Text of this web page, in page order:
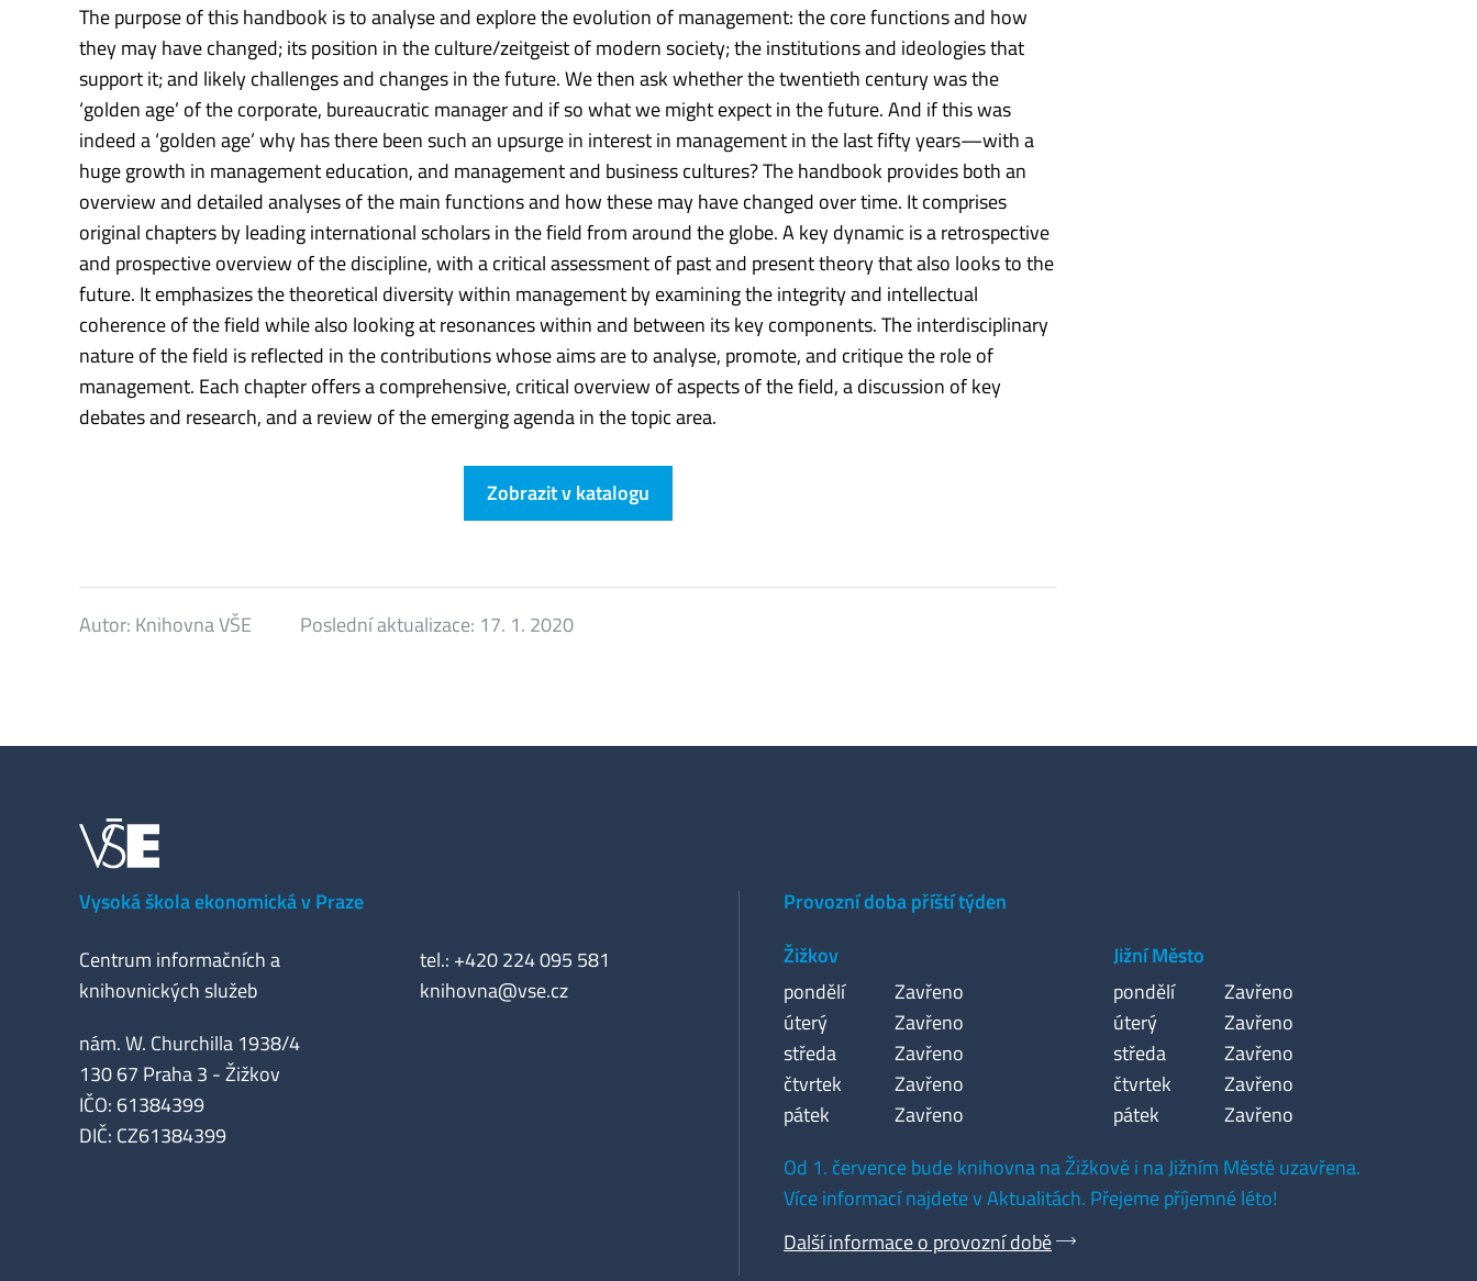
The purpose of this handbook is to analyse and explore the evolution of management: the core functions and how
they may have changed; its position in the culture/zeitgeist of modern society; the institutions and ideologies that
support it; and likely challenges and changes in the future. We then ask whether the twentieth century was the
‘golden age’ of the corporate, bureaucratic manager and if so what we might expect in the future. And if this was
indeed a ‘golden age’ why has there been such an upsurge in interest in management in the last fifty years—with a
huge growth in management education, and management and business cultures? The handbook provides both an
overview and detailed analyses of the main functions and how these may have changed over time. It comprises
original chapters by leading international scholars in the field from around the globe. A key dynamic is a retrospective
and prospective overview of the discipline, with a critical assessment of past and present theory that also looks to the
future. It emphasizes the theoretical diversity within management by examining the integrity and intellectual
coherence of the field while also looking at resonances within and between its key components. The interdisciplinary
nature of the field is reflected in the contributions whose aims are to analyse, promote, and critique the role of
management. Each chapter offers a comprehensive, critical overview of aspects of the field, a discussion of key
debates and research, and a review of the emerging agenda in the topic area.
Zobrazit v katalogu
Autor: Knihovna VŠE Poslední aktualizace: 17. 1. 2020
Vysoká škola ekonomická v Praze
Centrum informačních a
knihovnických služeb
tel.: +420 224 095 581
knihovna@vse.cz
nám. W. Churchilla 1938/4
130 67 Praha 3 - Žižkov
IČO: 61384399
DIČ: CZ61384399
Provozní doba příští týden
Žižkov
pondělí
Zavřeno
úterý
Zavřeno
středa
Zavřeno
čtvrtek
Zavřeno
pátek
Zavřeno
Jižní Město
pondělí
Zavřeno
úterý
Zavřeno
středa
Zavřeno
čtvrtek
Zavřeno
pátek
Zavřeno
Od 1. července bude knihovna na Žižkově i na Jižním Městě uzavřena.
Více informací najdete v Aktualitách. Přejeme příjemné léto!
Další informace o provozní době